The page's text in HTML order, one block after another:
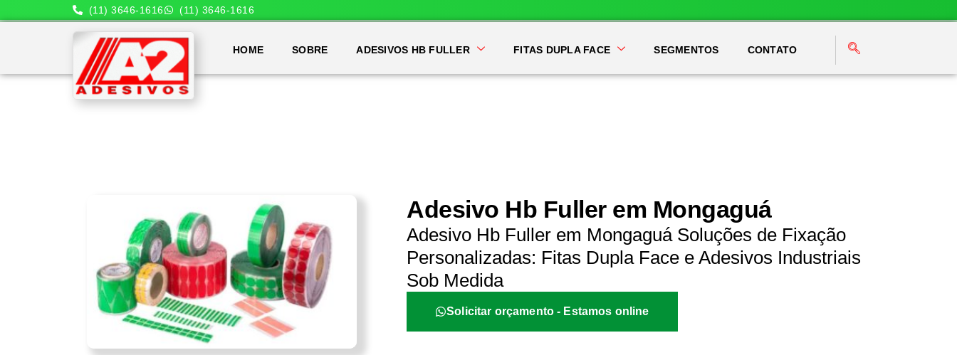
(11) 3646-1616 (11) 3646-1616
HOME SOBRE ADESIVOS HB FULLER FITAS DUPLA FACE SEGMENTOS CONTATO
Adesivo Hb Fuller em Mongaguá
Adesivo Hb Fuller em Mongaguá Soluções de Fixação
Personalizadas: Fitas Dupla Face e Adesivos Industriais
Sob Medida
Solicitar orçamento - Estamos online